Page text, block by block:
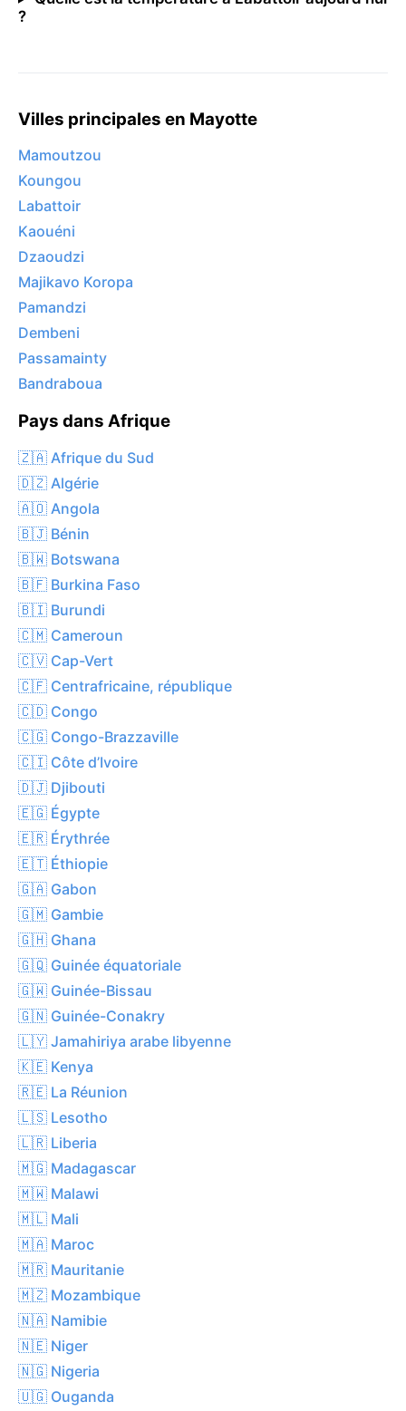
?
Villes principales en Mayotte
Mamoutzou
Koungou
Labattoir
Kaouéni
Dzaoudzi
Majikavo Koropa
Pamandzi
Dembeni
Passamainty
Bandraboua
Pays dans Afrique
🇿🇦 Afrique du Sud
🇩🇿 Algérie
🇦🇴 Angola
🇧🇯 Bénin
🇧🇼 Botswana
🇧🇫 Burkina Faso
🇧🇮 Burundi
🇨🇲 Cameroun
🇨🇻 Cap-Vert
🇨🇫 Centrafricaine, république
🇨🇩 Congo
🇨🇬 Congo-Brazzaville
🇨🇮 Côte d’Ivoire
🇩🇯 Djibouti
🇪🇬 Égypte
🇪🇷 Érythrée
🇪🇹 Éthiopie
🇬🇦 Gabon
🇬🇲 Gambie
🇬🇭 Ghana
🇬🇶 Guinée équatoriale
🇬🇼 Guinée-Bissau
🇬🇳 Guinée-Conakry
🇱🇾 Jamahiriya arabe libyenne
🇰🇪 Kenya
🇷🇪 La Réunion
🇱🇸 Lesotho
🇱🇷 Liberia
🇲🇬 Madagascar
🇲🇼 Malawi
🇲🇱 Mali
🇲🇦 Maroc
🇲🇷 Mauritanie
🇲🇿 Mozambique
🇳🇦 Namibie
🇳🇪 Niger
🇳🇬 Nigeria
🇺🇬 Ouganda